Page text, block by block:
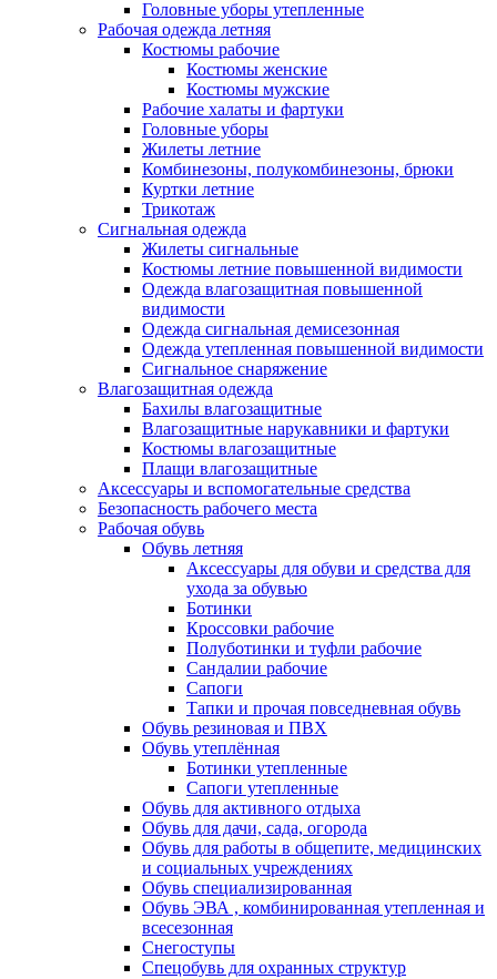
Головные уборы утепленные
Рабочая одежда летняя
Костюмы рабочие
Костюмы женские
Костюмы мужские
Рабочие халаты и фартуки
Головные уборы
Жилеты летние
Комбинезоны, полукомбинезоны, брюки
Куртки летние
Трикотаж
Сигнальная одежда
Жилеты сигнальные
Костюмы летние повышенной видимости
Одежда влагозащитная повышенной
видимости
Одежда сигнальная демисезонная
Одежда утепленная повышенной видимости
Сигнальное снаряжение
Влагозащитная одежда
Бахилы влагозащитные
Влагозащитные нарукавники и фартуки
Костюмы влагозащитные
Плащи влагозащитные
Аксессуары и вспомогательные средства
Безопасность рабочего места
Рабочая обувь
Обувь летняя
Аксессуары для обуви и средства для
ухода за обувью
Ботинки
Кроссовки рабочие
Полуботинки и туфли рабочие
Сандалии рабочие
Сапоги
Тапки и прочая повседневная обувь
Обувь резиновая и ПВХ
Обувь утеплённая
Ботинки утепленные
Сапоги утепленные
Обувь для активного отдыха
Обувь для дачи, сада, огорода
Обувь для работы в общепите, медицинских
и социальных учреждениях
Обувь специализированная
Обувь ЭВА , комбинированная утепленная и
всесезонная
Снегоступы
Спецобувь для охранных структур